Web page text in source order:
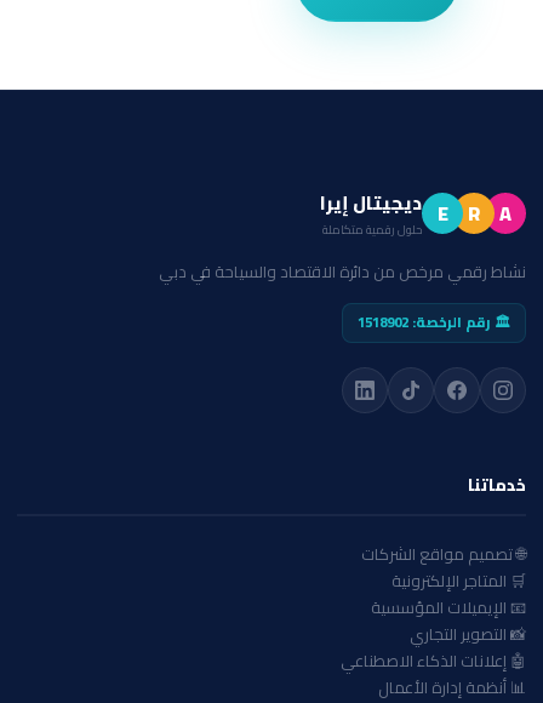
E R A ديجيتال إيرا
حلول رقمية متكاملة
نشاط رقمي مرخص من دائرة الاقتصاد والسياحة في دبي
🏛️ رقم الرخصة: 1518902
خدماتنا
🌐 تصميم مواقع الشركات
🛒 المتاجر الإلكترونية
📧 الإيميلات المؤسسية
📸 التصوير التجاري
🤖 إعلانات الذكاء الاصطناعي
📊 أنظمة إدارة الأعمال